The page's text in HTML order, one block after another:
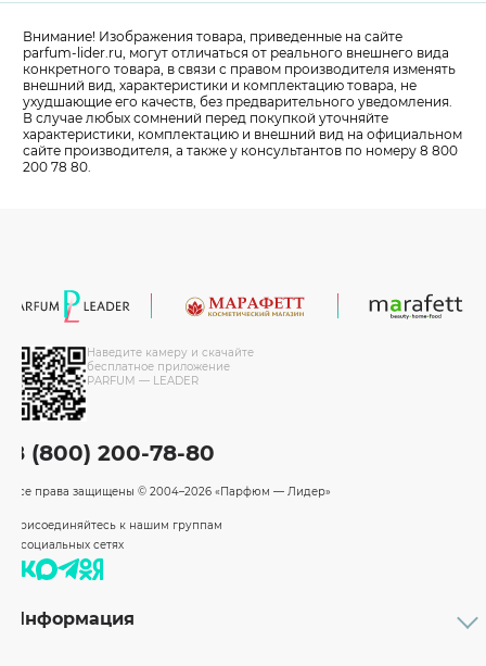
Внимание! Изображения товара, приведенные на сайте
parfum-lider.ru, могут отличаться от реального внешнего вида
конкретного товара, в связи с правом производителя изменять
внешний вид, характеристики и комплектацию товара, не
ухудшающие его качеств, без предварительного уведомления.
В случае любых сомнений перед покупкой уточняйте
характеристики, комплектацию и внешний вид на официальном
сайте производителя, а также у консультантов по номеру 8 800
200 78 80.
Наведите камеру и скачайте
бесплатное приложение
PARFUM — LEADER
8 (800) 200-78-80
Все права защищены © 2004–2026 «Парфюм — Лидер»
Присоединяйтесь к нашим группам
в социальных сетях
Информация